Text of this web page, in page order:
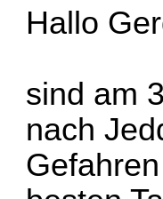
Hallo
sind am
nach